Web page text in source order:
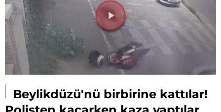
Videoyu
Oynat
Beylikdüzü'nü birbirine kattılar!